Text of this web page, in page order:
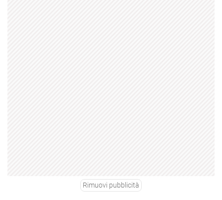
Rimuovi pubblicità